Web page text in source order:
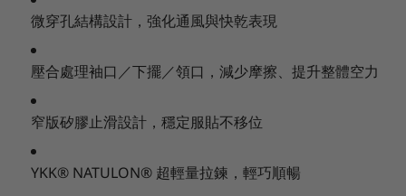
微穿孔結構設計，強化通風與快乾表現
壓合處理袖口／下擺／領口，減少摩擦、提升整體空力
窄版矽膠止滑設計，穩定服貼不移位
YKK® NATULON® 超輕量拉鍊，輕巧順暢